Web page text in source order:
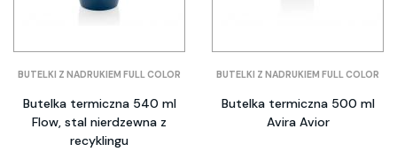
BUTELKI Z NADRUKIEM FULL COLOR
Butelka termiczna 540 ml
Flow, stal nierdzewna z
recyklingu
BUTELKI Z NADRUKIEM FULL COLOR
Butelka termiczna 500 ml
Avira Avior